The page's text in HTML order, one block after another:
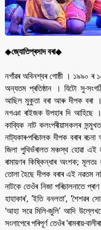
◆জ্যোতিপ্ৰসাদ বৰা◆
নগাঁৱৰ অবিনশ্বৰ গোষ্ঠী । ১৯৯০ ৰ
অন্যতম প্ৰতিষ্ঠান । যিটো সু-
আছিল মুকুতা বৰা আৰু দীপক বৰা ।
নগঞা ৰাইজক উপহাৰ দি আহিছে
কাব্যিক নাট কলংপৰীয়াসকলৰ
নাট্যকাৰ-পৰিচালক দীপক বৰাৰ
জিলা পুথিভঁৰালত মঞ্চস্থ হোৱা এই
ৰামায়ণৰ কিষ্কিন্ধাৰ অংশক;
তোলা হৈছে দীপক বৰাৰ এই নৱতম
নাটকে তেওঁৰ নিজা পৰিচালনাতে
হাহাকাৰ’, ‘ইতি বনলতা’, ‘শৈশৱৰ
‘আহা সৱে মিলি-জুলি’ আদি
সংলাপেৰে পৰিপূৰ্ণ তেওঁৰ ‘ৰামৰায়-